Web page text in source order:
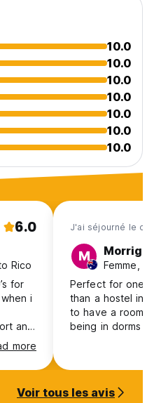
10.0
10.0
10.0
10.0
10.0
10.0
10.0
6.0
Rico
for
i
and
was
more
J'ai séjourné le
M
Femme,
Perfect for one
than a hostel in
to have a room
being in dorms for a
Voir tous les avis